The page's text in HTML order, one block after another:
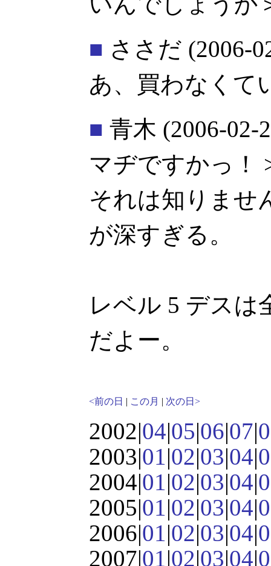
■ ささだ (2006-
あ、買わなくて
■ 青木 (2006-02-
マヂですかっ！
それは知りま
が深すぎる。
レベル 5 デスは
だよー。
<前の日 | この月 | 次の日>
2002|04|05|06|07|
2003|01|02|03|04|
2004|01|02|03|04|
2005|01|02|03|04|
2006|01|02|03|04|
2007|01|02|03|04|